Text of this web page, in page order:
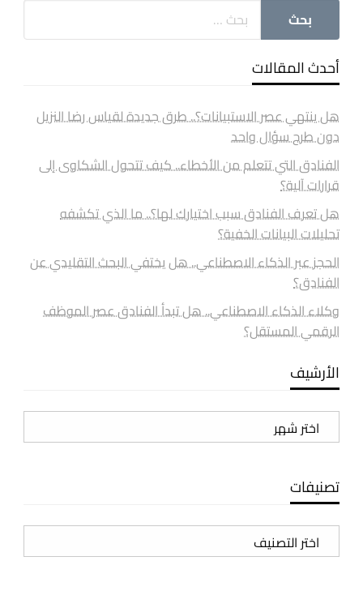
أحدث المقالات
هل ينتهي عصر الاستبيانات؟.. طرق جديدة لقياس رضا النزيل
دون طرح سؤال واحد
الفنادق التي تتعلم من الأخطاء.. كيف تتحول الشكاوى إلى
قرارات آلية؟
هل تعرف الفنادق سبب اختيارك لها؟.. ما الذي تكشفه
تحليلات البيانات الخفية؟
الحجز عبر الذكاء الاصطناعي.. هل يختفي البحث التقليدي عن
الفنادق؟
وكلاء الذكاء الاصطناعي.. هل تبدأ الفنادق عصر الموظف
الرقمي المستقل؟
الأرشيف
الأرشيف
تصنيفات
تصنيفات